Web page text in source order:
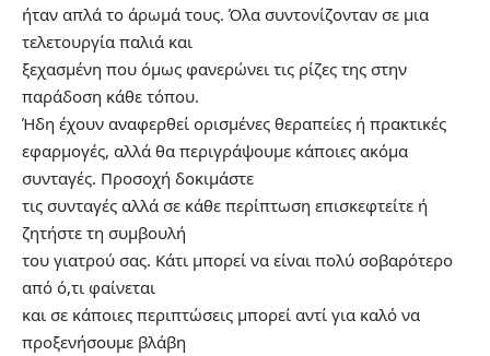
ήταν απλά το άρωμά τους. Όλα συντονίζονταν σε μια
τελετουργία παλιά και
ξεχασμένη που όμως φανερώνει τις ρίζες της στην
παράδοση κάθε τόπου.
Ήδη έχουν αναφερθεί ορισμένες θεραπείες ή πρακτικές
εφαρμογές, αλλά θα περιγράψουμε κάποιες ακόμα
συνταγές. Προσοχή δοκιμάστε
τις συνταγές αλλά σε κάθε περίπτωση επισκεφτείτε ή
ζητήστε τη συμβουλή
του γιατρού σας. Κάτι μπορεί να είναι πολύ σοβαρότερο
από ό,τι φαίνεται
και σε κάποιες περιπτώσεις μπορεί αντί για καλό να
προξενήσουμε βλάβη